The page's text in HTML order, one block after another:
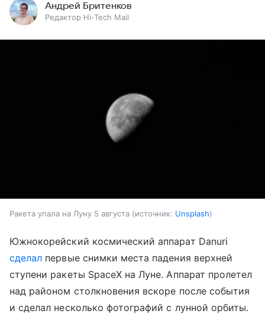
Андрей Бритенков
Редактор Hi-Tech Mail
Ракета упала на Луну 5 августа источник: Unsplash
Южнокорейский космический аппарат Danuri
сделал первые снимки места падения верхней
ступени ракеты SpaceX на Луне. Аппарат пролетел
над районом столкновения вскоре после события
и сделал несколько фотографий с лунной орбиты.